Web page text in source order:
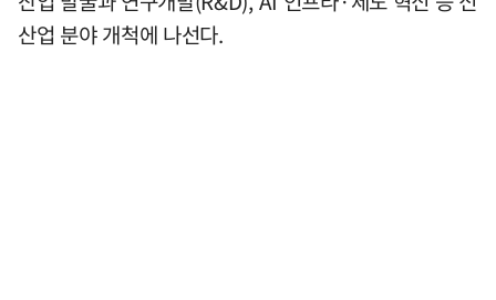
산업 분야 개척에 나선다.